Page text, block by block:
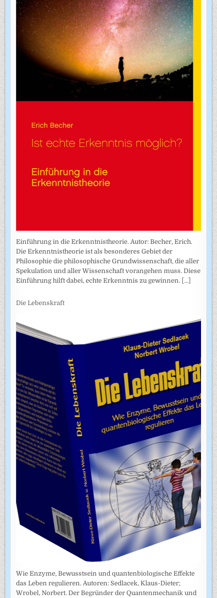
Einführung in die Erkenntnistheorie. Autor: Becher, Erich.
Die Erkenntnistheorie ist als besonderes Gebiet der
Philosophie die philosophische Grundwissenschaft, die aller
Spekulation und aller Wissenschaft vorangehen muss. Diese
Einführung hilft dabei, echte Erkenntnis zu gewinnen. [...]
Die Lebenskraft
Wie Enzyme, Bewusstsein und quantenbiologische Effekte
das Leben regulieren. Autoren: Sedlacek, Klaus-Dieter;
Wrobel, Norbert. Der Begründer der Quantenmechanik und